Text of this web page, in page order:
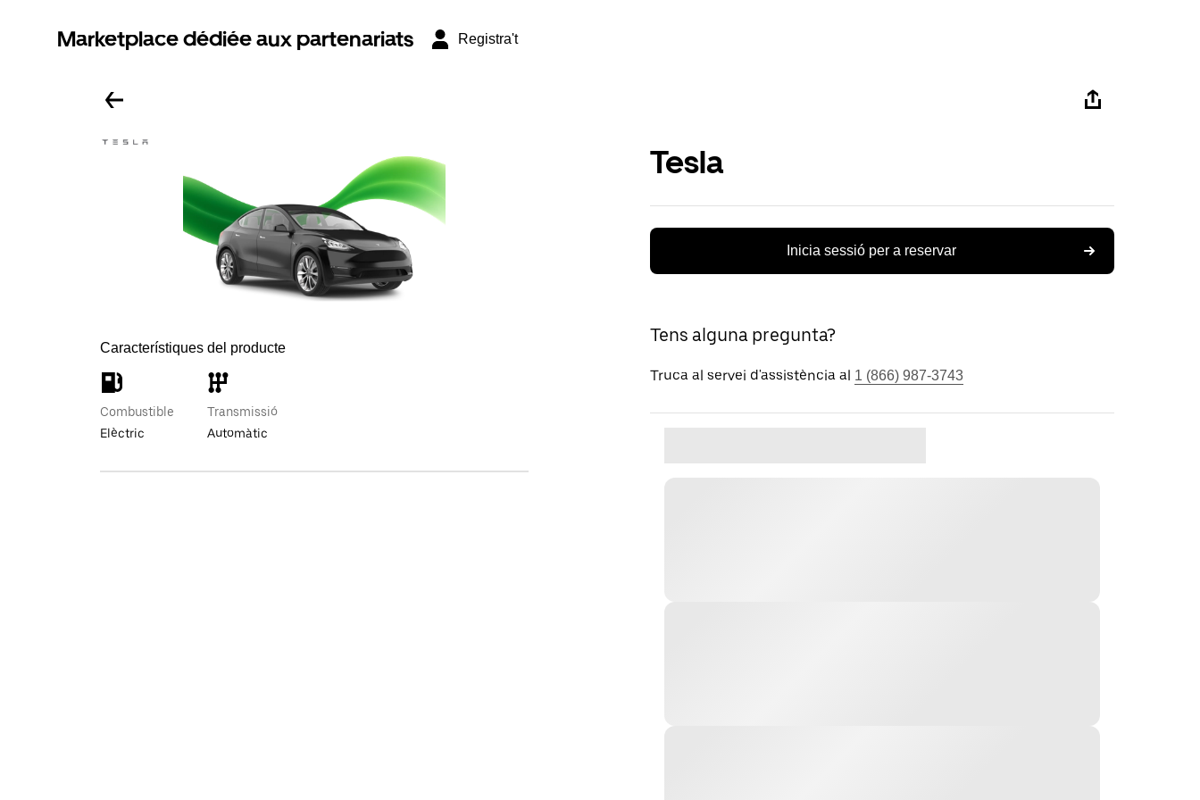
Marketplace dédiée aux partenariats Registra't
Característiques del producte
Combustible
Elèctric
Transmissió
Automàtic
Tesla
Inicia sessió per a reservar
Tens alguna pregunta?
Truca al servei d'assistència al 1 (866) 987-3743